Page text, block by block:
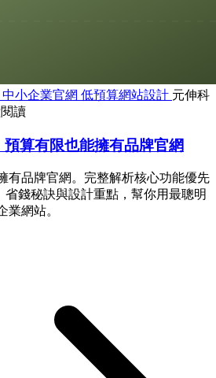
中小企業官網 低預算網站設計 元伸科
讀
算有限也能擁有品牌官網
有品牌官網。完整解析核心功能優先
省錢秘訣與設計重點，幫你用最聰明
業網站。